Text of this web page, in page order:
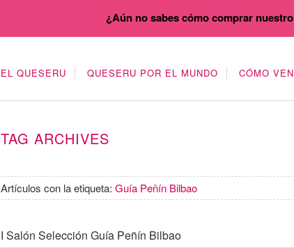
EL QUESERU QUESERU POR EL MUNDO CÓMO
TAG ARCHIVES
Artículos con la etiqueta: Guía Peñín Bilbao
I Salón Selección Guía Peñín Bilbao
¿Aún no sabes cómo comprar